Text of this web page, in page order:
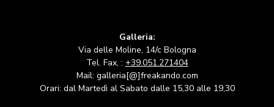
Galleria:
Via delle Moline, 14/c Bologna
Tel. Fax, : +39.051.271404
Mail: galleria[@]freakando.com
Orari: dal Martedì al Sabato dalle 15,30 alle 19,30